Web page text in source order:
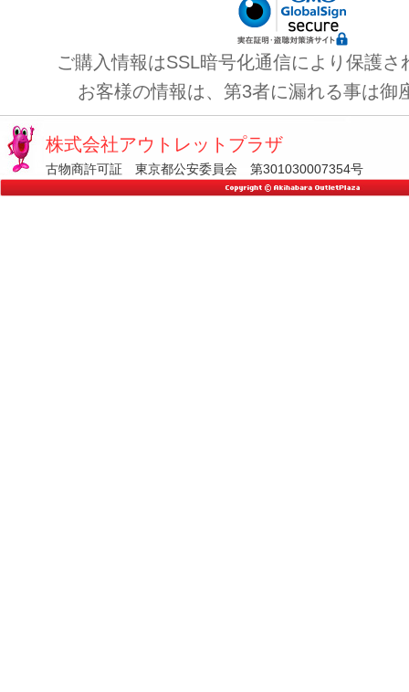
ご購入情報はSSL暗号化通信により保護さ
お客様の情報は、第3者に漏れる事は御
株式会社アウトレットプラザ
古物商許可証 東京都公安委員会 第301030007354号